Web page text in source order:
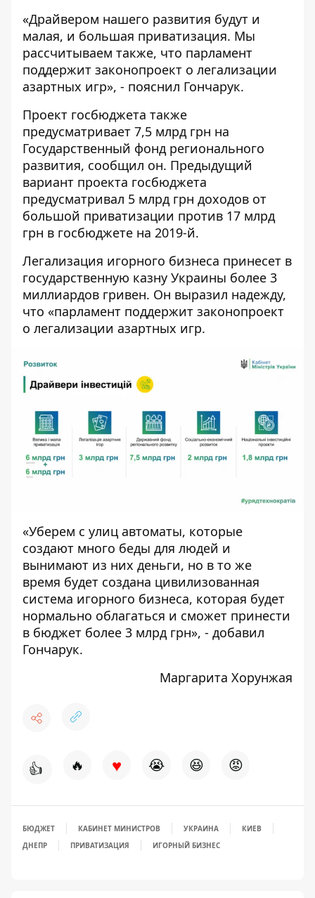
«Драйвером нашего развития будут и
малая, и большая приватизация. Мы
рассчитываем также, что парламент
поддержит законопроект о легализации
азартных игр», - пояснил Гончарук.
Проект госбюджета также
предусматривает 7,5 млрд грн на
Государственный фонд регионального
развития, сообщил он. Предыдущий
вариант проекта госбюджета
предусматривал 5 млрд грн доходов от
большой приватизации против 17 млрд
грн в госбюджете на 2019-й.
Легализация игорного бизнеса принесет в
государственную казну Украины более 3
миллиардов гривен. Он выразил надежду,
что «парламент поддержит законопроект
о легализации азартных игр.
«Уберем с улиц автоматы, которые
создают много беды для людей и
вынимают из них деньги, но в то же
время будет создана цивилизованная
система игорного бизнеса, которая будет
нормально облагаться и сможет принести
в бюджет более 3 млрд грн», - добавил
Гончарук.
Маргарита Хорунжая
👍 🔥 ♥ 😭 😆 😡
БЮДЖЕТ КАБИНЕТ МИНИСТРОВ УКРАИНА
КИЕВ
ДНЕПР
ПРИВАТИЗАЦИЯ ИГОРНЫЙ БИЗНЕС